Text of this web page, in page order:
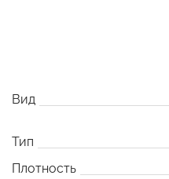
Вид
Тип
Плотность